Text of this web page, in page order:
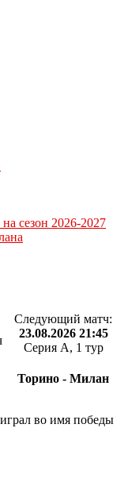
сезон 2026-2027
Следующий матч:
23.08.2026 21:45
Серия А, 1 тур
Торино - Милан
во имя победы